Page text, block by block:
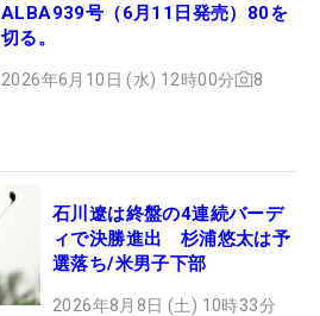
ALBA939号（6月11日発売）80を
切る。
2026年6月10日 (水) 12時00分 8
石川遼は終盤の4連続バーデ
ィで決勝進出 杉浦悠太は予
選落ち/米男子下部
2026年8月8日 (土) 10時33分